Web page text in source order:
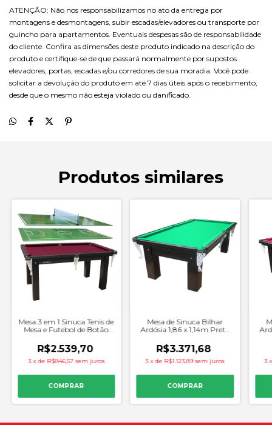
ATENÇÃO: Não nos responsabilizamos no ato da entrega por
montagens e desmontagens, subir escadas/elevadores ou transporte por
guincho para apartamentos. Eventuais despesas são de responsabilidade
do cliente. Confira as dimensões deste produto indicado na descrição do
produto e certifique-se de que passará normalmente por supostos
elevadores, portas, escadas e/ou corredores de sua moradia. Você pode
solicitar a devolução do produto em até 7 dias úteis após o recebimento,
desde que o mesmo não esteja violado ou danificado.
Produtos similares
Mesa 3 em 1 Sinuca Tenis de
Mesa e Futebol de Botão
Vinho - Procopio
R$2.539,70
3 xde R$846,57 sem juros
Mesa de Sinuca Bilhar
Ardósia 1,86 x 1,14m Preta
R$3.371,68
3 xde R$1.123,89 sem juros 3